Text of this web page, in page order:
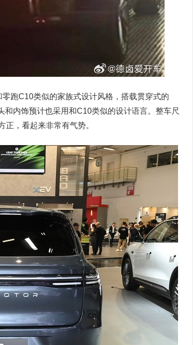
跑C10类似的家族式设计风格，搭载贯穿式的
内饰预计也采用和C10类似的设计语言。整车尺
，看起来非常有气势。